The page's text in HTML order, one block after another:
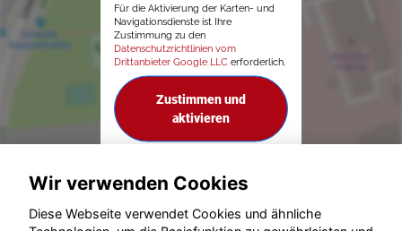
Für die Aktivierung der Karten- und
Navigationsdienste ist Ihre
Zustimmung zu den
Datenschutzrichtlinien vom
Drittanbieter Google LLC erforderlich.
Zustimmen und
aktivieren
Wir verwenden Cookies
Diese Webseite verwendet Cookies und ähnliche